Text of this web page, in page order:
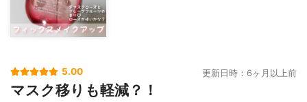
5.00 更新日時：6ヶ月以上前
マスク移りも軽減？！